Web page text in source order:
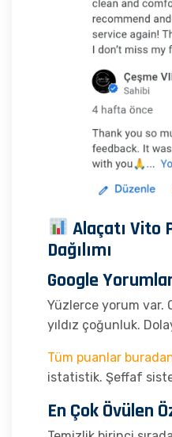
Alaçatı Vito
Dağılımı
Google
Yüzlerce yorum var.
yıldız çoğunluk.
Tüm puanlar
istatistik. Şeffaf
En Çok Övülen